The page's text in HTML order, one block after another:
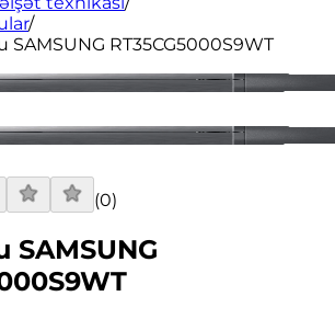
/
SAMSUNG RT35CG5000S9WT
(0)
SAMSUNG